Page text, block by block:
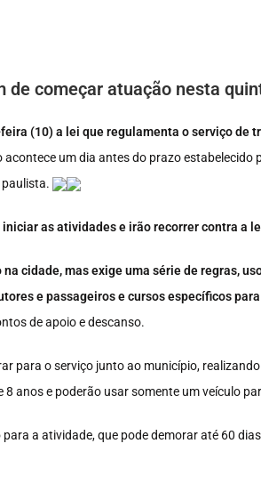
de começar atuação nesta
(10) a lei que regulamenta o serviço de
acontece um dia antes do prazo estabelecido
paulista.
as atividades e irão recorrer contra a
cidade, mas exige uma série de regras,
e passageiros e cursos específicos
de apoio e descanso.
para o serviço junto ao município,
anos e poderão usar somente um veículo
a atividade, que pode demorar até 60